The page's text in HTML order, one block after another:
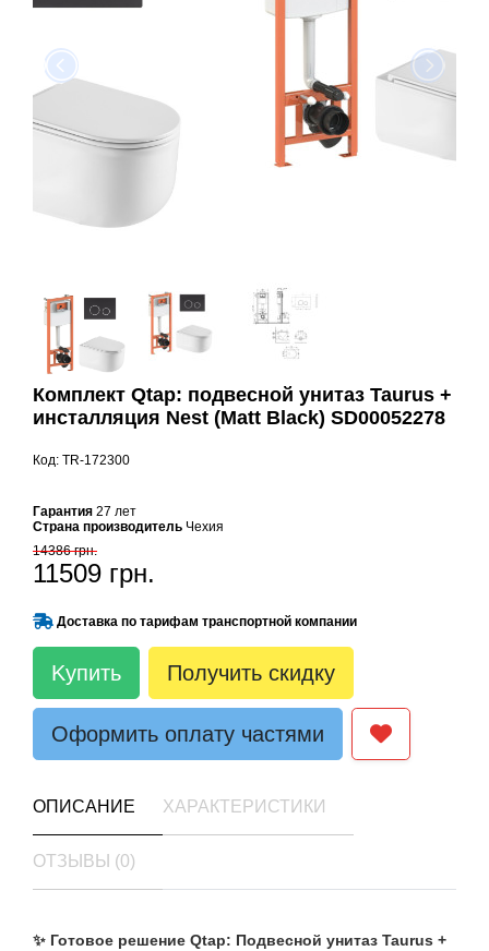
Комплект Qtap: подвесной унитаз Taurus +
инсталляция Nest (Matt Black) SD00052278
Код: TR-172300
Гарантия 27 лет
Страна производитель Чехия
14386 грн.
11509 грн.
Доставка по тарифам транспортной компании
Kупить Получить скидку
Оформить оплату частями
ОПИСАНИЕ ХАРАКТЕРИСТИКИ
ОТЗЫВЫ (0)
✨ Готовое решение Qtap: Подвесной унитаз Taurus +